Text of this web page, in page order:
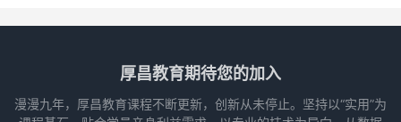
厚昌教育期待您的加入
漫漫九年，厚昌教育课程不断更新，创新从未停止。坚持以“实用”为